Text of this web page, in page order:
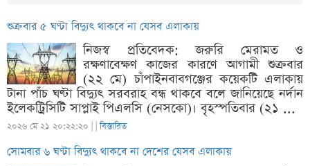
শুক্রবার ৫ ঘণ্টা বিদ্যুৎ থাকবে না যেসব এলাকায়
নিজস্ব প্রতিবেদক: জরুরি মেরামত ও
রক্ষণাবেক্ষণ কাজের কারণে আগামী শুক্রবার
(২২ মে) চাঁপাইনবাবগঞ্জের কয়েকটি এলাকায়
টানা পাঁচ ঘণ্টা বিদ্যুৎ সরবরাহ বন্ধ থাকবে বলে জানিয়েছে নর্দান
ইলেকট্রিসিটি সাপ্লাই পিএলসি (নেসকো)। বৃহস্পতিবার (২১ ...
২০২৬ মে ২১ ২০:২২:২০ | |বিস্তারিত
সোমবার ৬ ঘণ্টা বিদ্যুৎ থাকবে না দেশের যেসব এলাকায়